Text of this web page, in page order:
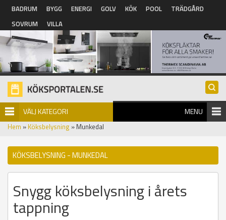
Hoppa till huvudinnehåll
BADRUM BYGG ENERGI GOLV KÖK POOL
TRÄDGÅRD
SOVRUM
VILLA
VÄLJ KATEGORI MENU
Hem » Köksbelysning » Munkedal
KÖKSBELYSNING - MUNKEDAL
Snygg köksbelysning i årets
tappning